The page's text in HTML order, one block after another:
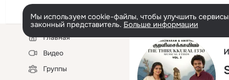
Мы используем cookie-файлы, чтобы улучшить
законный представитель. Больше информации
Левая
колонкаГлавная
Видео
Группы